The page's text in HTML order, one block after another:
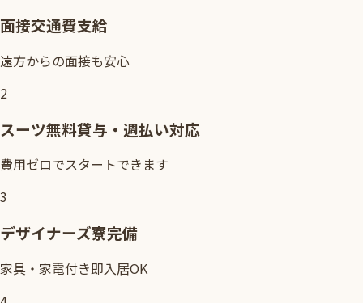
面接交通費支給
遠方からの面接も安心
2
スーツ無料貸与・週払い対応
費用ゼロでスタートできます
3
デザイナーズ寮完備
家具・家電付き即入居OK